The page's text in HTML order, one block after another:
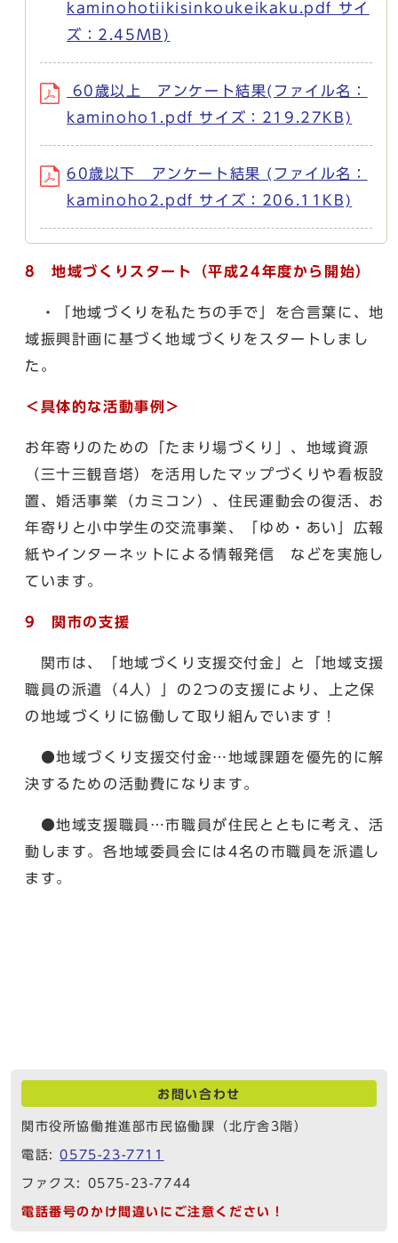
kaminohotiikisinkoukeikaku.pdf サイ
ズ：2.45MB)
60歳以上 アンケート結果(ファイル名：
kaminoho1.pdf サイズ：219.27KB)
60歳以下 アンケート結果 (ファイル名：
kaminoho2.pdf サイズ：206.11KB)
8 地域づくりスタート（平成24年度から開始）
・「地域づくりを私たちの手で」を合言葉に、地
域振興計画に基づく地域づくりをスタートしまし
た。
＜具体的な活動事例＞
お年寄りのための「たまり場づくり」、地域資源
（三十三観音塔）を活用したマップづくりや看板設
置、婚活事業（カミコン）、住民運動会の復活、お
年寄りと小中学生の交流事業、「ゆめ・あい」広報
紙やインターネットによる情報発信 などを実施し
ています。
9 関市の支援
関市は、「地域づくり支援交付金」と「地域支援
職員の派遣（4人）」の2つの支援により、上之保
の地域づくりに協働して取り組んでいます！
●地域づくり支援交付金…地域課題を優先的に解
決するための活動費になります。
●地域支援職員…市職員が住民とともに考え、活
動します。各地域委員会には4名の市職員を派遣し
ます。
お問い合わせ
関市役所協働推進部市民協働課（北庁舎3階）
電話:0575-23-7711
ファクス: 0575-23-7744
電話番号のかけ間違いにご注意ください！